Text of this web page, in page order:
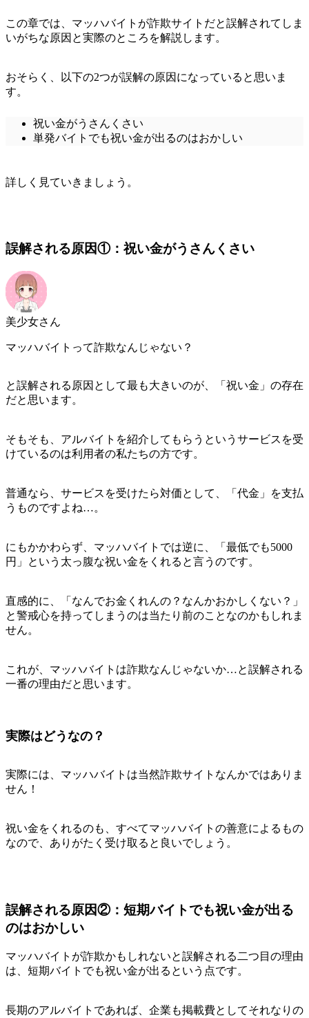
この章では、マッハバイトが詐欺サイトだと誤解されてしま
いがちな原因と実際のところを解説します。
おそらく、以下の2つが誤解の原因になっていると思いま
す。
祝い金がうさんくさい
単発バイトでも祝い金が出るのはおかしい
詳しく見ていきましょう。
誤解される原因①：祝い金がうさんくさい
美少女さん
マッハバイトって詐欺なんじゃない？
と誤解される原因として最も大きいのが、 「祝い金」 の存在
だと思います。
そもそも、アルバイトを紹介してもらうというサービスを受
けているのは利用者の私たちの方です。
普通なら、サービスを受けたら対価として、「代金」を支払
うものですよね…。
にもかかわらず、マッハバイトでは逆に、「最低でも5000
円」という太っ腹な祝い金をくれると言うのです。
直感的に、「なんでお金くれんの？なんかおかしくない？」
と警戒心を持ってしまうのは当たり前のことなのかもしれま
せん。
これが、マッハバイトは詐欺なんじゃないか…と誤解される
一番の理由だと思います。
実際はどうなの？
実際には、マッハバイトは当然詐欺サイトなんかではありま
せん！
祝い金をくれるのも、すべてマッハバイトの善意によるもの
なので、ありがたく受け取ると良いでしょう。
誤解される原因②：短期バイトでも祝い金が出る
のはおかしい
マッハバイトが詐欺かもしれないと誤解される二つ目の理由
は、短期バイトでも祝い金が出るという点です。
長期のアルバイトであれば、企業も掲載費としてそれなりの